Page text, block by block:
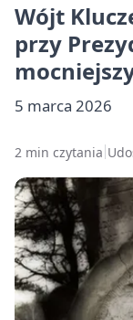
Wójt
przy
5 marca 2026
2 min czytania